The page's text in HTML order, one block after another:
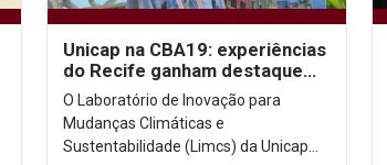
Unicap na CBA19: experiências
do Recife ganham destaque
internacional
O Laboratório de Inovação para
Mudanças Climáticas e
Sustentabilidade (Limcs) da Unicap